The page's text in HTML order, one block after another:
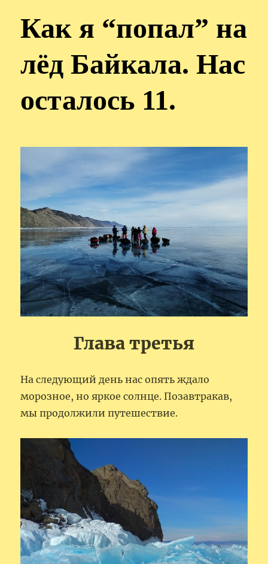
Как я “попал” на
лёд Байкала. Нас
осталось 11.
Глава третья
На следующий день нас опять ждало
морозное, но яркое солнце. Позавтракав,
мы продолжили путешествие.